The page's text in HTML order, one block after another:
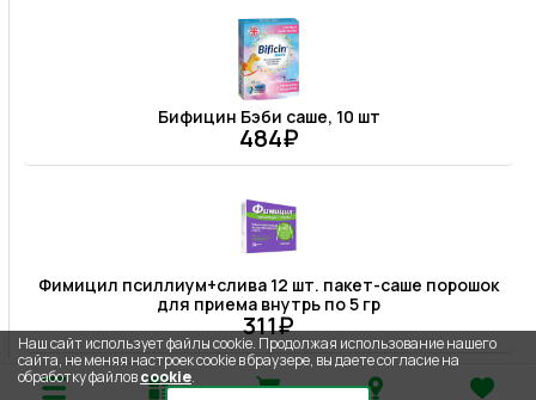
Бифицин Бэби саше, 10 шт
484₽
Фимицил псиллиум+слива 12 шт. пакет-саше порошок
для приема внутрь по 5 гр
311₽
Наш сайт использует файлы cookie. Продолжая использование нашего
сайта, не меняя настроек cookie в браузере, вы даете согласие на
обработку файловcookie.